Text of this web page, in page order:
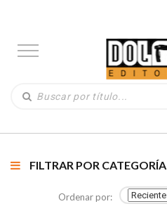
FILTRAR POR CATEGORÍA
Ordenar por: